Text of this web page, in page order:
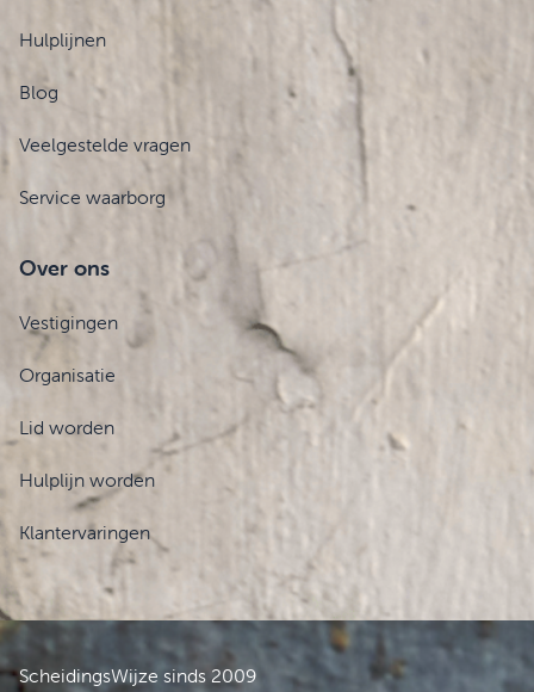
Hulplijnen
Blog
Veelgestelde vragen
Service waarborg
Over ons
Vestigingen
Organisatie
Lid worden
Hulplijn worden
Klantervaringen
ScheidingsWijze sinds 2009